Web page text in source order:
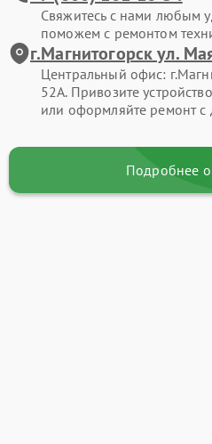
Свяжитесь с нами любым
поможем с ремонтом
г.Магнитогорск ул.
Центральный офис:
52А. Привозите
или оформляйте ремонт с
Подробнее о